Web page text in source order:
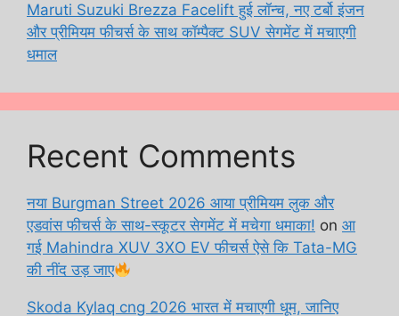
Maruti Suzuki Brezza Facelift हुई लॉन्च, नए टर्बो इंजन
और प्रीमियम फीचर्स के साथ कॉम्पैक्ट SUV सेगमेंट में मचाएगी
धमाल
Recent Comments
नया Burgman Street 2026 आया प्रीमियम लुक और
एडवांस फीचर्स के साथ-स्कूटर सेगमेंट में मचेगा धमाका! on आ
गई Mahindra XUV 3XO EV फीचर्स ऐसे कि Tata-MG
की नींद उड़ जाए
Skoda Kylaq cng 2026 भारत में मचाएगी धूम, जानिए